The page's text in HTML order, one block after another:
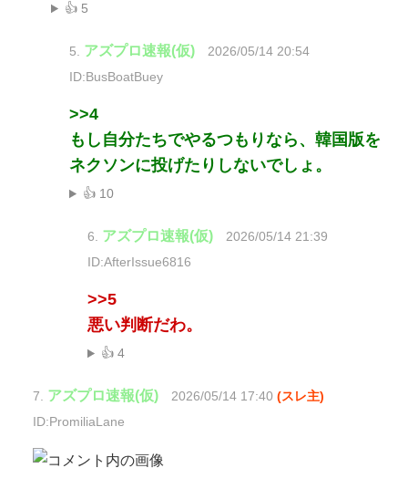
👍 5
5. アズプロ速報(仮)
2026/05/14 20:54
ID:BusBoatBuey
>>4
もし自分たちでやるつもりなら、韓国版を
ネクソンに投げたりしないでしょ。
👍 10
6. アズプロ速報(仮)
2026/05/14 21:39
ID:AfterIssue6816
>>5
悪い判断だわ。
👍 4
7. アズプロ速報(仮) 2026/05/14 17:40 (スレ主)
ID:PromiliaLane